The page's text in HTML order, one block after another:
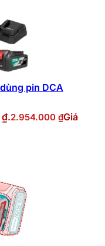
pin DCA
2.954.000 ₫Giá